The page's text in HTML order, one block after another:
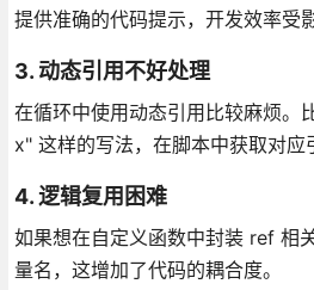
提供准确的代码提示，开发效率受影
3. 动态引用不好处理
在循环中使用动态引用比较麻烦
x" 这样的写法，在脚本中获取对应
4. 逻辑复用困难
如果想在自定义函数中封装 ref 相
量名，这增加了代码的耦合度。